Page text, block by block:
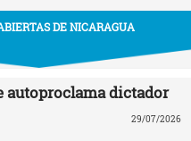
DE NICARAGUA
autoproclama dictador
29/07/2026